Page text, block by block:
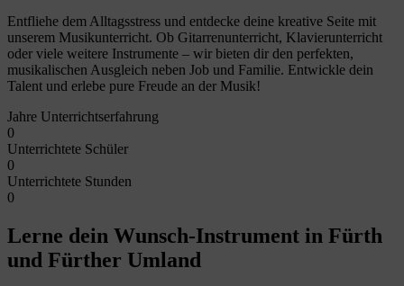
Entfliehe dem Alltagsstress und entdecke deine kreative Seite mit
unserem Musikunterricht. Ob Gitarrenunterricht, Klavierunterricht
oder viele weitere Instrumente – wir bieten dir den perfekten,
musikalischen Ausgleich neben Job und Familie. Entwickle dein
Talent und erlebe pure Freude an der Musik!
Jahre Unterrichtserfahrung
0
Unterrichtete Schüler
0
Unterrichtete Stunden
0
Lerne dein Wunsch-Instrument in Fürth
und Fürther Umland